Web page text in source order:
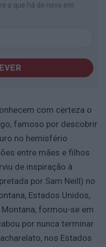
o que há de novo em
com certeza o
famoso por descobrir
no hemisfério
entre mães e filhos
de inspiração à
por Sam Neill) no
Estados Unidos,
formou-se em
por nunca terminar
nos Estados